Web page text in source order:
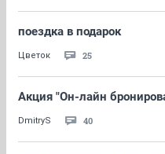
поездка в подарок
Цветок 25
Акция "Он-лайн
DmitryS 40